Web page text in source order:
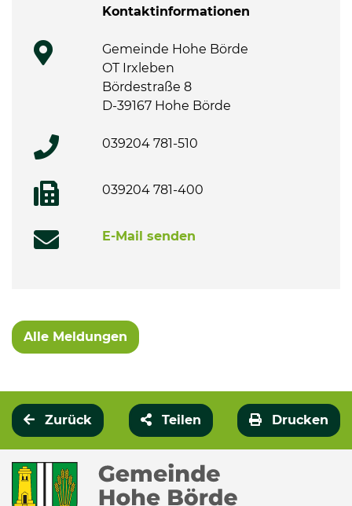
Kontaktinformationen
Gemeinde Hohe Börde
OT Irxleben
Bördestraße 8
D-39167 Hohe Börde
039204 781-510
039204 781-400
E-Mail senden
Alle Meldungen
Zurück Teilen Drucken